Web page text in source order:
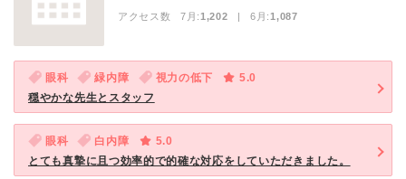
アクセス数 7月:1,202 | 6月:1,087
眼科 緑内障 視力の低下
5.0
穏やかな先生とスタッフ
眼科 白内障
5.0
とても真摯に且つ効率的で的確な対応をしていただきました。